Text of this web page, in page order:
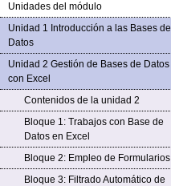
Unidades del módulo
Unidad 1 Introducción a las Bases de
Datos
Unidad 2 Gestión de Bases de Datos
con Excel
Contenidos de la unidad 2
Bloque 1: Trabajos con Base de
Datos en Excel
Bloque 2: Empleo de Formularios
Bloque 3: Filtrado Automático de